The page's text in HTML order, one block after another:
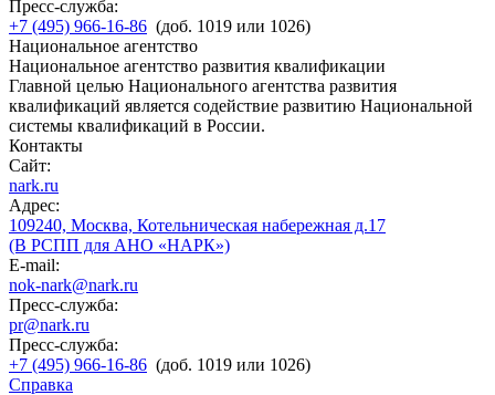
Пресс-служба:
+7 (495) 966-16-86 (доб. 1019 или 1026)
Национальное агентство
Национальное агентство развития квалификации
Главной целью Национального агентства развития
квалификаций является содействие развитию Национальной
системы квалификаций в России.
Контакты
Сайт:
nark.ru
Адрес:
109240, Москва, Котельническая набережная д.17
(В РСПП для АНО «НАРК»)
E-mail:
nok-nark@nark.ru
Пресс-служба:
pr@nark.ru
Пресс-служба:
+7 (495) 966-16-86 (доб. 1019 или 1026)
Справка